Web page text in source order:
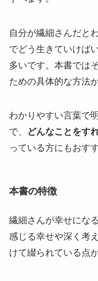
自分が繊細さんだと
でどう生きていけば
多いです。本書では
ための具体的な方法
わかりやすい言葉で
で、
どんなことをす
っている方にもおす
本書の特徴
繊細さんが幸せにな
感じる幸せや深く考
けて綴られている点